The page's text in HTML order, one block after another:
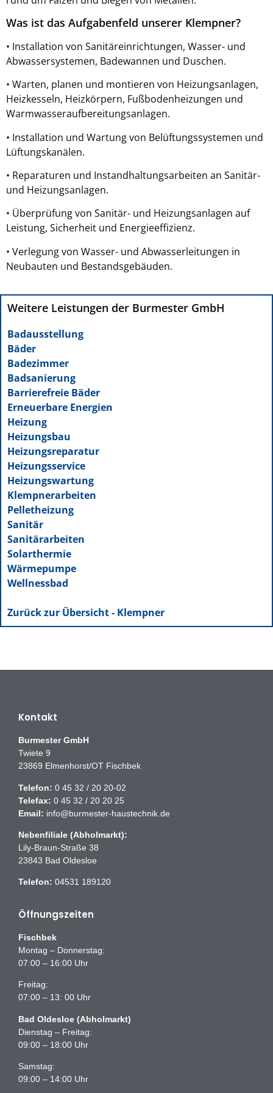
Was ist das Aufgabenfeld unserer Klempner?
• Installation von Sanitäreinrichtungen, Wasser- und
Abwassersystemen, Badewannen und Duschen.
• Warten, planen und montieren von Heizungsanlagen,
Heizkesseln, Heizkörpern, Fußbodenheizungen und
Warmwasseraufbereitungsanlagen.
• Installation und Wartung von Belüftungssystemen und
Lüftungskanälen.
• Reparaturen und Instandhaltungsarbeiten an Sanitär-
und Heizungsanlagen.
• Überprüfung von Sanitär- und Heizungsanlagen auf
Leistung, Sicherheit und Energieeffizienz.
• Verlegung von Wasser- und Abwasserleitungen in
Neubauten und Bestandsgebäuden.
Weitere Leistungen der Burmester GmbH
Badausstellung
Bäder
Badezimmer
Badsanierung
Barrierefreie Bäder
Erneuerbare Energien
Heizung
Heizungsbau
Heizungsreparatur
Heizungsservice
Heizungswartung
Klempnerarbeiten
Pelletheizung
Sanitär
Sanitärarbeiten
Solarthermie
Wärmepumpe
Wellnessbad
Zurück zur Übersicht - Klempner
Kontakt
Burmester GmbH
Twiete 9
23869 Elmenhorst/OT Fischbek
Telefon: 0 45 32 / 20 20-02
Telefax: 0 45 32 / 20 20 25
Email: info@burmester-haustechnik.de
Nebenfiliale (Abholmarkt):
Lily-Braun-Straße 38
23843 Bad Oldesloe
Telefon: 04531 189120
Öffnungszeiten
Fischbek
Montag – Donnerstag:
07:00 – 16:00 Uhr
Freitag:
07:00 – 13: 00 Uhr
Bad Oldesloe (Abholmarkt)
Dienstag – Freitag:
09:00 – 18:00 Uhr
Samstag:
09:00 – 14:00 Uhr